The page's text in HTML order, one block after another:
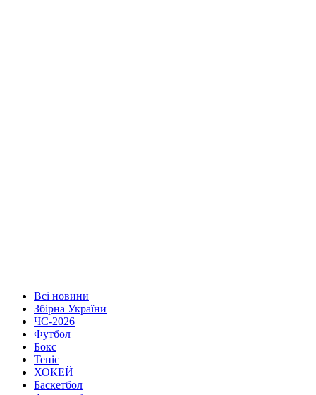
Всі новини
Збірна України
ЧС-2026
Футбол
Бокс
Теніс
ХОКЕЙ
Баскетбол